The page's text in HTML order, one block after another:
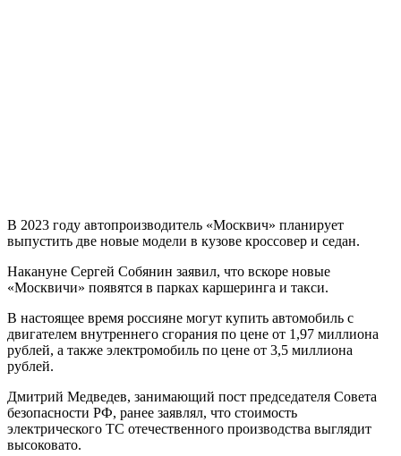
В 2023 году автопроизводитель «Москвич» планирует
выпустить две новые модели в кузове кроссовер и седан.
Накануне Сергей Собянин заявил, что вскоре новые
«Москвичи» появятся в парках каршеринга и такси.
В настоящее время россияне могут купить автомобиль с
двигателем внутреннего сгорания по цене от 1,97 миллиона
рублей, а также электромобиль по цене от 3,5 миллиона
рублей.
Дмитрий Медведев, занимающий пост председателя Совета
безопасности РФ, ранее заявлял, что стоимость
электрического ТС отечественного производства выглядит
высоковато.